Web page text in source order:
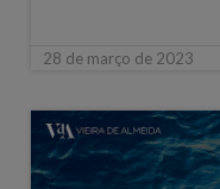
28 de março de 2023